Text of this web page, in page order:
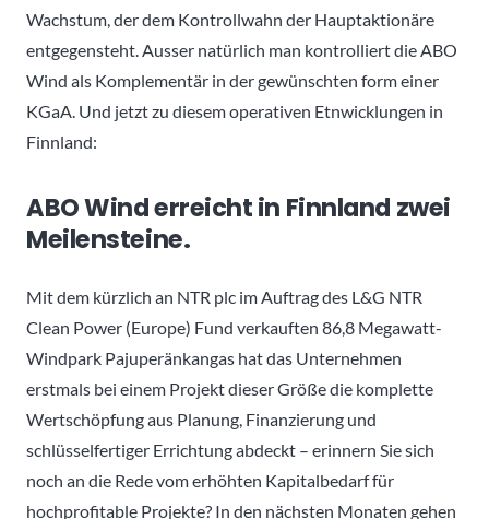
Wachstum, der dem Kontrollwahn der Hauptaktionäre
entgegensteht. Ausser natürlich man kontrolliert die ABO
Wind als Komplementär in der gewünschten form einer
KGaA. Und jetzt zu diesem operativen Etnwicklungen in
Finnland:
ABO Wind erreicht in Finnland zwei
Meilensteine.
Mit dem kürzlich an NTR plc im Auftrag des L&G NTR
Clean Power (Europe) Fund verkauften 86,8 Megawatt-
Windpark Pajuperänkangas hat das Unternehmen
erstmals bei einem Projekt dieser Größe die komplette
Wertschöpfung aus Planung, Finanzierung und
schlüsselfertiger Errichtung abdeckt – erinnern Sie sich
noch an die Rede vom erhöhten Kapitalbedarf für
hochprofitable Projekte? In den nächsten Monaten gehen